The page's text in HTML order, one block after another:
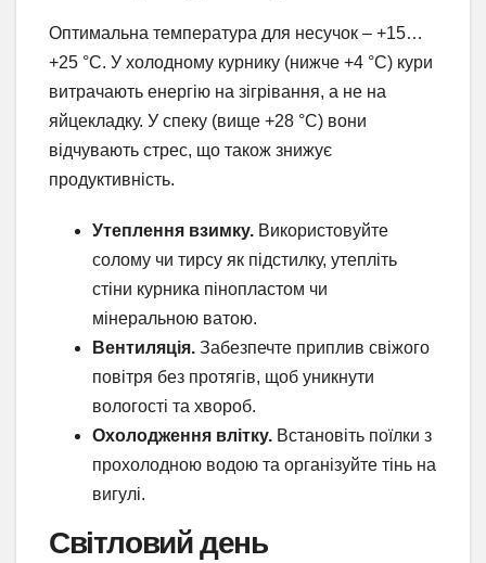
Оптимальна температура для несучок – +15…
+25 °C. У холодному курнику (нижче +4 °C) кури
витрачають енергію на зігрівання, а не на
яйцекладку. У спеку (вище +28 °C) вони
відчувають стрес, що також знижує
продуктивність.
Утеплення взимку. Використовуйте
солому чи тирсу як підстилку, утепліть
стіни курника пінопластом чи
мінеральною ватою.
Вентиляція. Забезпечте приплив свіжого
повітря без протягів, щоб уникнути
вологості та хвороб.
Охолодження влітку. Встановіть поїлки з
прохолодною водою та організуйте тінь на
вигулі.
Світловий день